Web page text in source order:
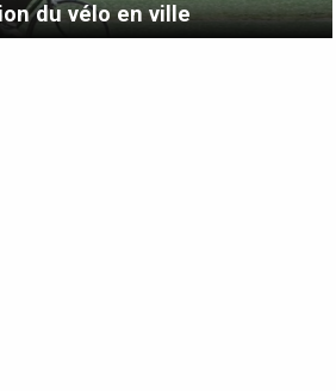
du vélo en ville